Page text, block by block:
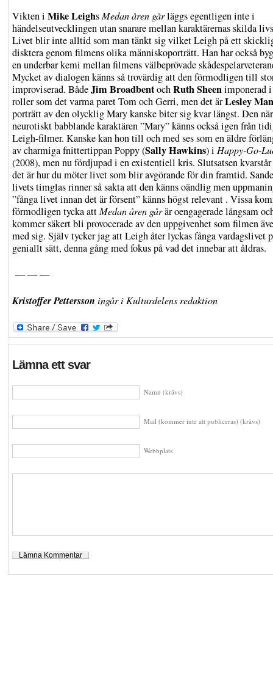
Vikten i Mike LeighsMedan åren gårläggs egentligen inte i
händelseutvecklingen utan snarare mellan karaktärernas skilda
Livet blir inte alltid som man tänkt sig vilket Leigh på ett
disktera genom filmens olika människoporträtt. Han har också
en underbar kemi mellan filmens välbeprövade
Mycket av dialogen känns så trovärdig att den förmodligen till
improviserad. BådeJim BroadbentochRuth Sheenimponerad
roller som det varma paret Tom och Gerri, men det ärLesley
porträtt av den olycklig Mary kanske biter sig kvar längst. Den
neurotiskt babblande karaktären ”Mary” känns också igen från
Leigh-filmer. Kanske kan hon till och med ses som en äldre
av charmiga fnittertippan Poppy (Sally Hawkins) i Happy-Go-
(2008), men nu fördjupad i en existentiell kris. Slutsatsen
det är hur du möter livet som blir avgörande för din framtid.
livets timglas rinner så sakta att den känns oändlig men
”fånga livet innan det är försent” känns högst relevant . Vissa
förmodligen tycka attMedan åren gårär oengagerade långsam
kommer säkert bli provocerade av den uppgivenhet som filmen
med sig. Själv tycker jag att Leigh åter lyckas fånga vardagslivet
geniallt sätt, denna gång med fokus på vad det innebar att åldras.
— — —
Kristoffer Pettersson ingår i Kulturdelens redaktion
Lämna ett svar
Namn (krävs)
Mail (kommer inte att publiceras) (krävs)
Webbplats